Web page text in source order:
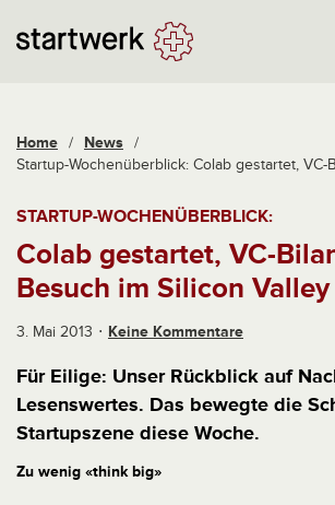
Home / News /
Startup-Wochenüberblick: Colab gestartet, VC-
STARTUP-WOCHENÜBERBLICK:
Colab gestartet, VC-
Besuch im Silicon Valley
3. Mai 2013 Keine Kommentare
Für Eilige: Unser Rückblick auf
Lesenswertes. Das bewegte die
Startupszene diese Woche.
Zu wenig «think big»